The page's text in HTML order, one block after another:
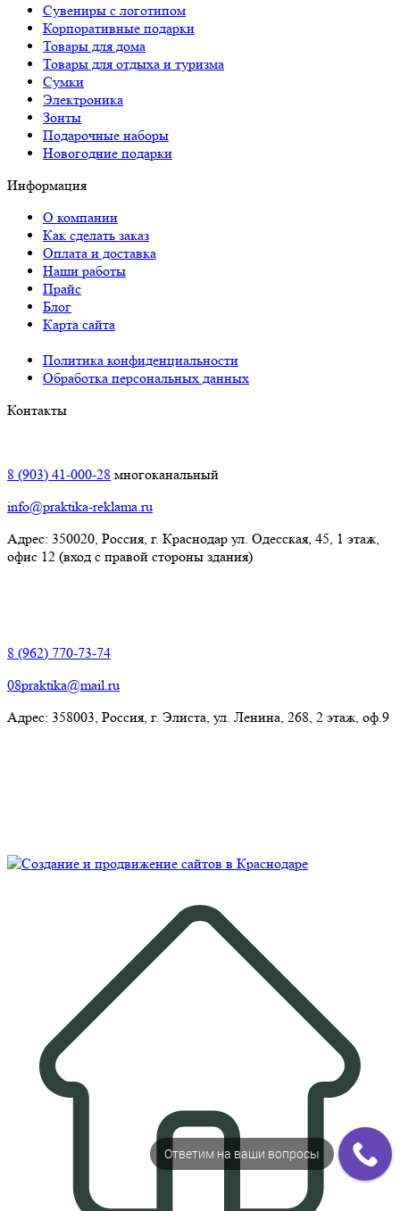
Сувениры с логотипом
Корпоративные подарки
Товары для дома
Товары для отдыха и туризма
Сумки
Электроника
Зонты
Подарочные наборы
Новогодние подарки
Информация
О компании
Как сделать заказ
Оплата и доставка
Наши работы
Прайс
Блог
Карта сайта
Политика конфиденциальности
Обработка персональных данных
Контакты
8 (903) 41-000-28 многоканальный
info@praktika-reklama.ru
Адрес: 350020, Россия, г. Краснодар ул. Одесская, 45, 1 этаж,
офис 12 (вход с правой стороны здания)
8 (962) 770-73-74
08praktika@mail.ru
Адрес:​ 358003, Россия, г. Элиста, ул. Ленина, 268, 2 этаж, оф.9
Ответим на ваши вопросы